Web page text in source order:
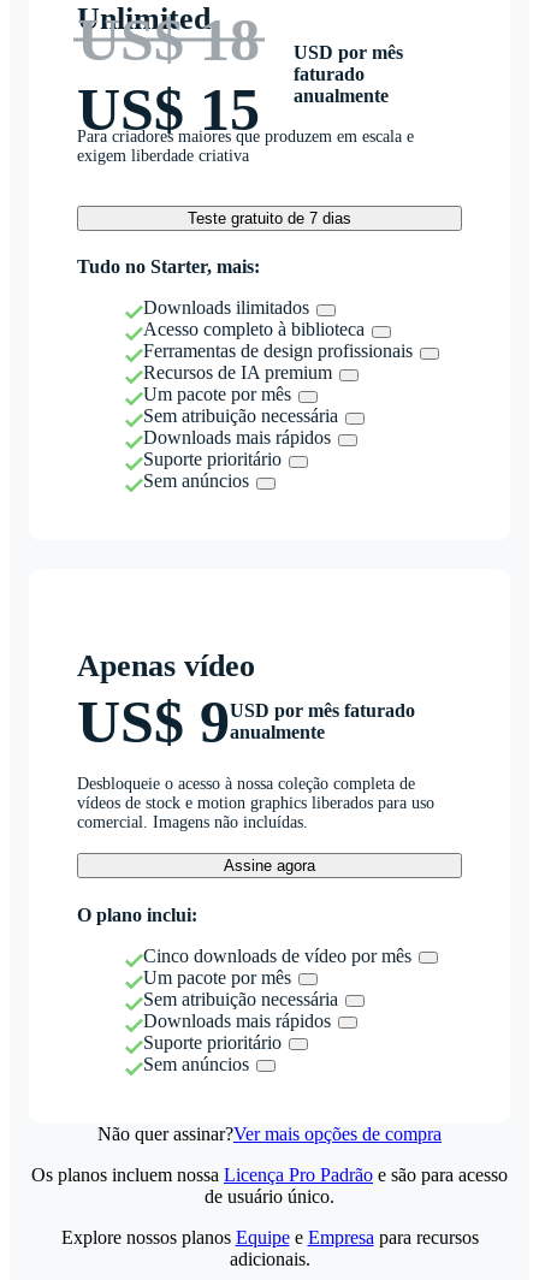
Unlimited
US$ 18
US$ 15
USD por mês
faturado
anualmente
Para criadores maiores que produzem em escala e
exigem liberdade criativa
Teste gratuito de 7 dias
Tudo no Starter, mais:
Downloads ilimitados
Acesso completo à biblioteca
Ferramentas de design profissionais
Recursos de IA premium
Um pacote por mês
Sem atribuição necessária
Downloads mais rápidos
Suporte prioritário
Sem anúncios
Apenas vídeo
US$ 9USD por mês faturado
anualmente
Desbloqueie o acesso à nossa coleção completa de
vídeos de stock e motion graphics liberados para uso
comercial. Imagens não incluídas.
Assine agora
O plano inclui:
Cinco downloads de vídeo por mês
Um pacote por mês
Sem atribuição necessária
Downloads mais rápidos
Suporte prioritário
Sem anúncios
Não quer assinar?Ver mais opções de compra
Os planos incluem nossa Licença Pro Padrão e são para acesso
de usuário único.
Explore nossos planos Equipee Empresa para recursos
adicionais.